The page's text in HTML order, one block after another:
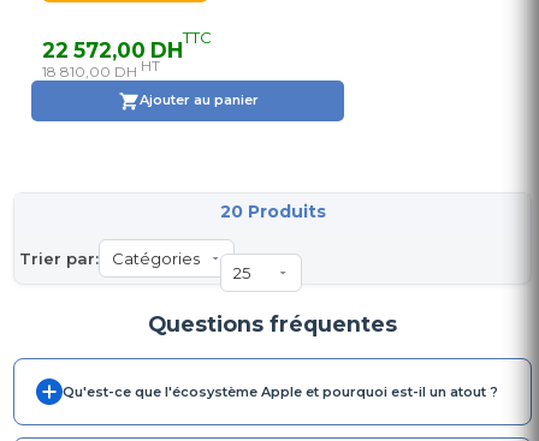
22 572,00 DHTTC
18 810,00 DH HT
Ajouter au panier
Trier par:
20 Produits
Questions fréquentes
Qu'est-ce que l'écosystème Apple et pourquoi est-il un atout ?